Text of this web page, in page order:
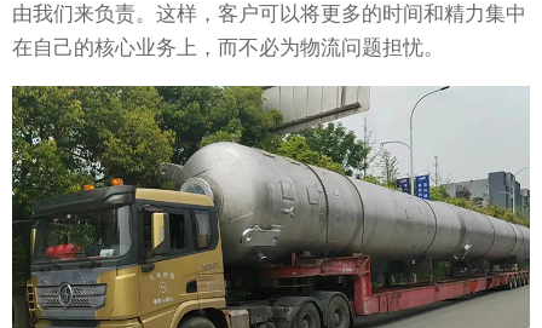
由我们来负责。这样，客户可以将更多的时间和精力集中
在自己的核心业务上，而不必为物流问题担忧。